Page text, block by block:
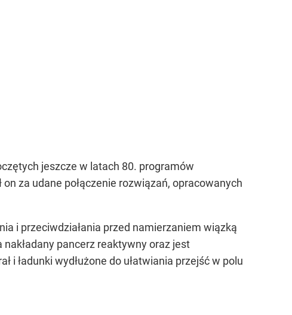
jeszcze w latach 80. programów
za udane połączenie rozwiązań, opracowanych
i przeciwdziałania przed namierzaniem wiązką
pancerz reaktywny oraz jest
ładunki wydłużone do ułatwiania przejść w polu